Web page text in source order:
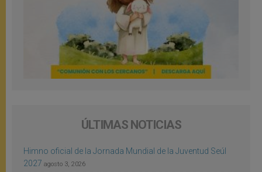
ÚLTIMAS NOTICIAS
Himno oficial de la Jornada Mundial de la Juventud Seúl
2027 agosto 3, 2026